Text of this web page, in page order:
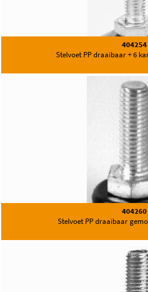
404254
Stelvoet PP draaibaar + 6
404260
Stelvoet PP draaibaar